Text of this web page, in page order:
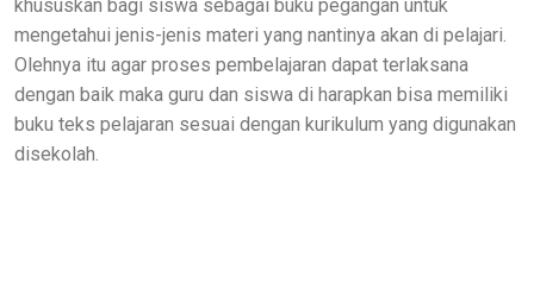
khususkan bagi siswa sebagai buku pegangan untuk
mengetahui jenis-jenis materi yang nantinya akan di pelajari.
Olehnya itu agar proses pembelajaran dapat terlaksana
dengan baik maka guru dan siswa di harapkan bisa memiliki
buku teks pelajaran sesuai dengan kurikulum yang digunakan
disekolah.